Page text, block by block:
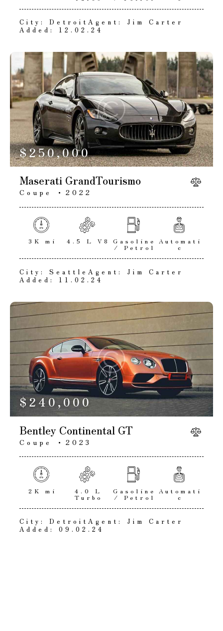
City: DetroitAgent:
Jim Carter
Added:
12.02.24
$250,000
Maserati GrandTourismo
Coupe 2022
3K mi 4.5 L V8 Gasoline
/ Petrol
Automati
c
City: SeattleAgent:
Jim Carter
Added:
11.02.24
$240,000
Bentley Continental GT
Coupe 2023
2K mi 4.0 L
Turbo
Gasoline
/ Petrol
Automati
c
City: DetroitAgent:
Jim Carter
Added:
09.02.24